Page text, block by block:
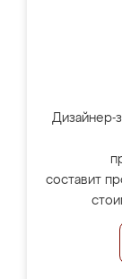
Дизайнер-
составит